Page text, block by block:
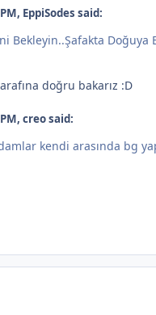
EppiSodes said:
Bekleyin..Şafakta
doğru bakarız :D
creo said:
kendi arasında bg